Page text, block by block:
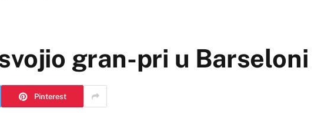
gran-pri u Barseloni
Pinterest